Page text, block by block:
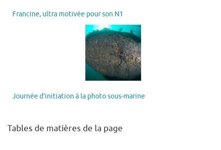
Francine, ultra motivée pour son N1
Journée d’initiation à la photo sous-marine
Tables de matières de la page